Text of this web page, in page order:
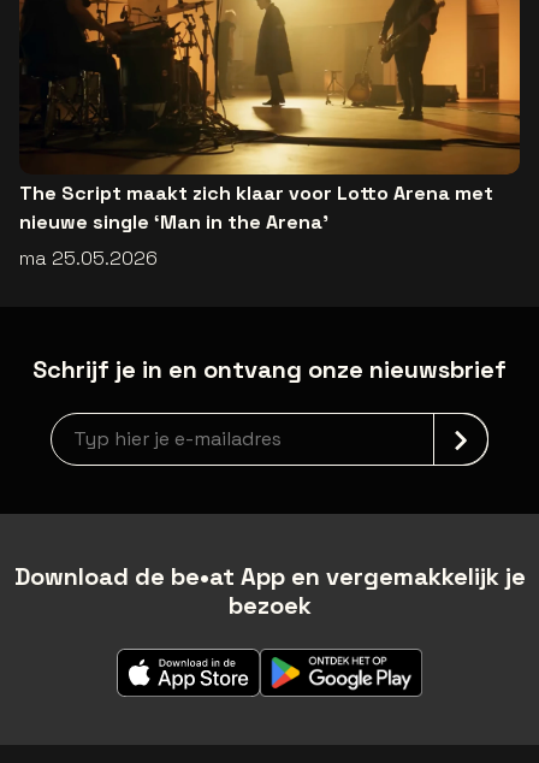
The Script maakt zich klaar voor Lotto Arena met
nieuwe single ‘Man in the Arena’
ma 25.05.2026
Schrijf je in en ontvang onze nieuwsbrief
Nieuwsbrief aanmelding
Download de be•at App en vergemakkelijk je
bezoek